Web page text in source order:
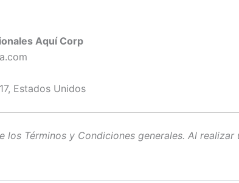
Aquí Corp
Estados Unidos
Términos y Condiciones generales. Al